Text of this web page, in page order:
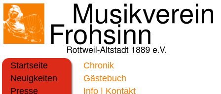
Startseite
Neuigkeiten
Presse
Chronik
Gästebuch
Info | Kontakt